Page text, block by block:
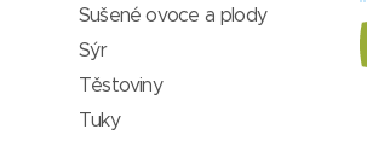
Sušené ovoce a plody
Sýr
Těstoviny
Tuky